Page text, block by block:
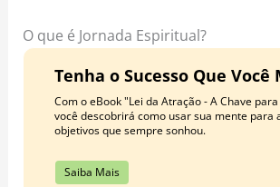
k a
m t
O que é Jornada Espiritual?
Tenha o Sucesso Que Você
Com o eBook "Lei da Atração - A Chave
você descobrirá como usar sua mente para
objetivos que sempre sonhou.
Saiba Mais